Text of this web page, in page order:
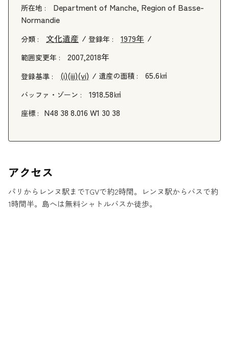
所在地 :
Department of Manche, Region of Basse-
Normandie
分類 : 文化遺産 登録年 : 1979年
範囲変更年 : 2007,2018年
登録基準 : (i)(iii)(vi) 遺産の面積 : 65.6㎢
バッファ・ゾーン : 1918.58㎢
座標 : N48 38 8.016 W1 30 38
アクセス
パリからレンヌ駅までTGVで約2時間。レンヌ駅からバスで約
1時間半。島へは無料シャトルバスか徒歩。